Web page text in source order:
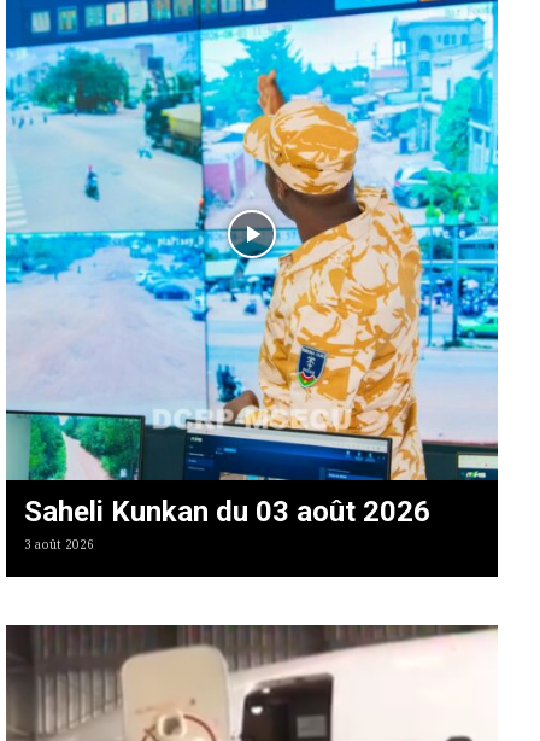
Saheli Kunkan du 03 août 2026
3 août 2026